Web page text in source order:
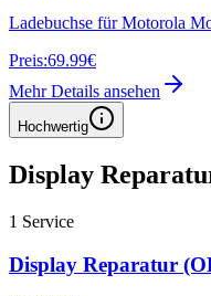
Ladebuchse für Motorola
Preis:69.99€
Mehr Details ansehen
Hochwertig
Display
1 Service
Display Reparatur